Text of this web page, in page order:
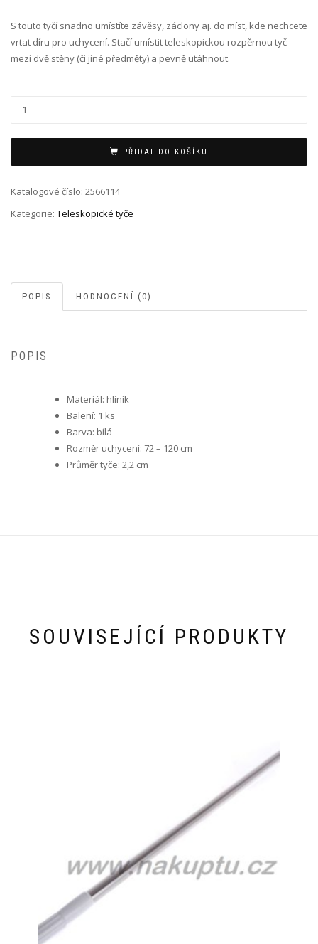
S touto tyčí snadno umístíte závěsy, záclony aj. do míst, kde nechcete
vrtat díru pro uchycení. Stačí umístit teleskopickou rozpěrnou tyč
mezi dvě stěny (či jiné předměty) a pevně utáhnout.
PŘIDAT DO KOŠÍKU
Katalogové číslo: 2566114
Kategorie: Teleskopické tyče
POPIS HODNOCENÍ (0)
POPIS
Materiál: hliník
Balení: 1 ks
Barva: bílá
Rozměr uchycení: 72 – 120 cm
Průměr tyče: 2,2 cm
SOUVISEJÍCÍ PRODUKTY